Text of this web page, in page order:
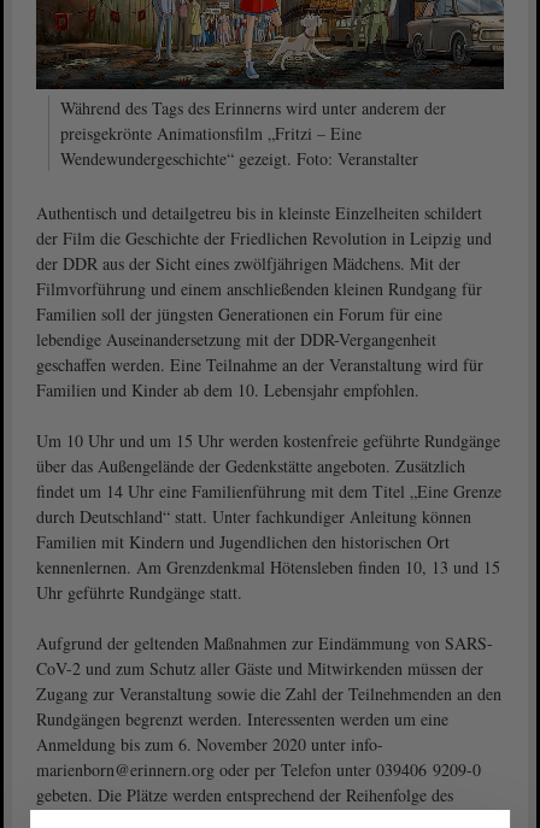
Während des Tags des Erinnerns wird unter anderem der
preisgekrönte Animationsfilm „Fritzi – Eine
Wendewundergeschichte“ gezeigt. Foto: Veranstalter
Authentisch und detailgetreu bis in kleinste Einzelheiten schildert
der Film die Geschichte der Friedlichen Revolution in Leipzig und
der DDR aus der Sicht eines zwölfjährigen Mädchens. Mit der
Filmvorführung und einem anschließenden kleinen Rundgang für
Familien soll der jüngsten Generationen ein Forum für eine
lebendige Auseinandersetzung mit der DDR-Vergangenheit
geschaffen werden. Eine Teilnahme an der Veranstaltung wird für
Familien und Kinder ab dem 10. Lebensjahr empfohlen.
Um 10 Uhr und um 15 Uhr werden kostenfreie geführte Rundgänge
über das Außengelände der Gedenkstätte angeboten. Zusätzlich
findet um 14 Uhr eine Familienführung mit dem Titel „Eine Grenze
durch Deutschland“ statt. Unter fachkundiger Anleitung können
Familien mit Kindern und Jugendlichen den historischen Ort
kennenlernen. Am Grenzdenkmal Hötensleben finden 10, 13 und 15
Uhr geführte Rundgänge statt.
Aufgrund der geltenden Maßnahmen zur Eindämmung von SARS-
CoV-2 und zum Schutz aller Gäste und Mitwirkenden müssen der
Zugang zur Veranstaltung sowie die Zahl der Teilnehmenden an den
Rundgängen begrenzt werden. Interessenten werden um eine
Anmeldung bis zum 6. November 2020 unter info-
marienborn@erinnern.org oder per Telefon unter 039406 9209-0
gebeten. Die Plätze werden entsprechend der Reihenfolge des